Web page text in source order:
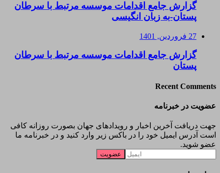
گزارش جامع اقدامات موسسه مرتبط با سرطان
پستان-به زبان انگیسی
27 فروردین, 1401
گزارش جامع اقدامات موسسه مرتبط با سرطان
پستان
Recent Comments
عضویت در خبرنامه
جهت دریافت آخرین اخبار و رویدادهای جهان بصورت روزانه کافی
است آدرس ایمیل خود را در باکس زیر وارد کنید و در خبرنامه ما
عضو شوید.